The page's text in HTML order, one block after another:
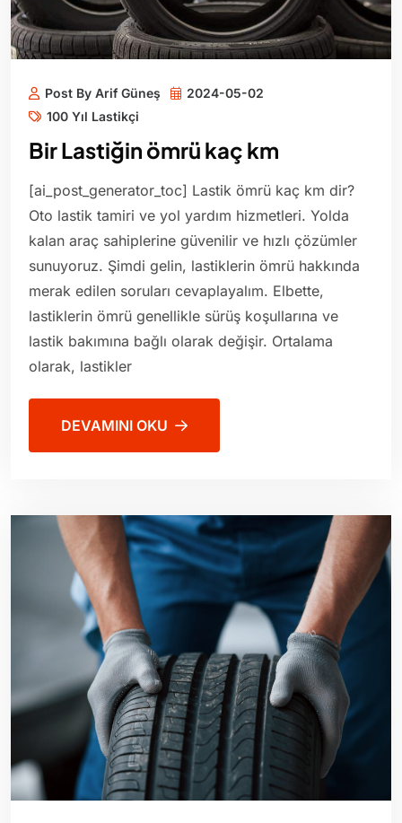
Post By Arif Güneş
2024-05-02
100 Yıl Lastikçi
Bir Lastiğin ömrü kaç km
[ai_post_generator_toc] Lastik ömrü kaç km dir?
Oto lastik tamiri ve yol yardım hizmetleri. Yolda
kalan araç sahiplerine güvenilir ve hızlı çözümler
sunuyoruz. Şimdi gelin, lastiklerin ömrü hakkında
merak edilen soruları cevaplayalım. Elbette,
lastiklerin ömrü genellikle sürüş koşullarına ve
lastik bakımına bağlı olarak değişir. Ortalama
olarak, lastikler
DEVAMINI OKU